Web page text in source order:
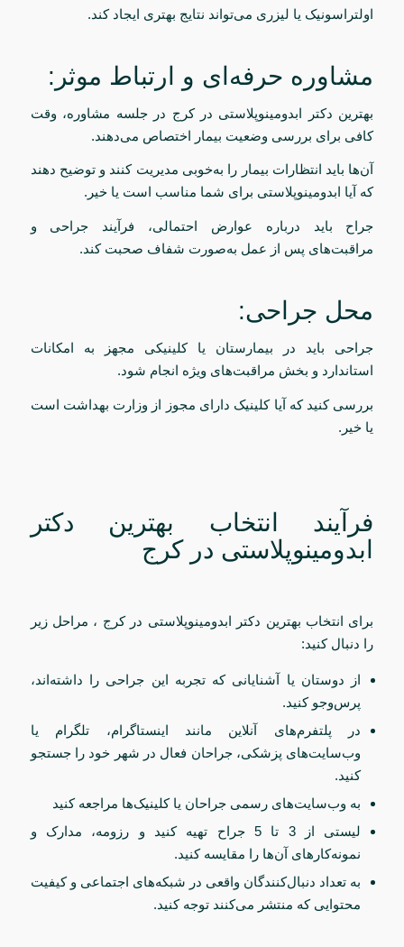
اولتراسونیک یا لیزری می‌تواند نتایج بهتری ایجاد کند.
مشاوره حرفه‌ای و ارتباط موثر:
بهترین دکتر ابدومینوپلاستی در کرج در جلسه مشاوره، وقت
کافی برای بررسی وضعیت بیمار اختصاص می‌دهند.
آن‌ها باید انتظارات بیمار را به‌خوبی مدیریت کنند و توضیح دهند
که آیا ابدومینوپلاستی برای شما مناسب است یا خیر.
جراح باید درباره عوارض احتمالی، فرآیند جراحی و
مراقبت‌های پس از عمل به‌صورت شفاف صحبت کند.
محل جراحی:
جراحی باید در بیمارستان یا کلینیکی مجهز به امکانات
استاندارد و بخش مراقبت‌های ویژه انجام شود.
بررسی کنید که آیا کلینیک دارای مجوز از وزارت بهداشت است
یا خیر.
فرآیند انتخاب بهترین دکتر
ابدومینوپلاستی در کرج
برای انتخاب بهترین دکتر ابدومینوپلاستی در کرج ، مراحل زیر
را دنبال کنید:
از دوستان یا آشنایانی که تجربه این جراحی را داشته‌اند،
پرس‌وجو کنید.
در پلتفرم‌های آنلاین مانند اینستاگرام، تلگرام یا
وب‌سایت‌های پزشکی، جراحان فعال در شهر خود را جستجو
کنید.
به وب‌سایت‌های رسمی جراحان یا کلینیک‌ها مراجعه کنید
لیستی از 3 تا 5 جراح تهیه کنید و رزومه، مدارک و
نمونه‌کارهای آن‌ها را مقایسه کنید.
به تعداد دنبال‌کنندگان واقعی در شبکه‌های اجتماعی و کیفیت
محتوایی که منتشر می‌کنند توجه کنید.